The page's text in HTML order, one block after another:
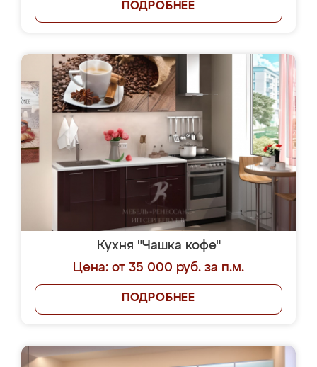
ПОДРОБНЕЕ
Кухня "Чашка кофе"
Цена: от 35 000 руб. за п.м.
ПОДРОБНЕЕ